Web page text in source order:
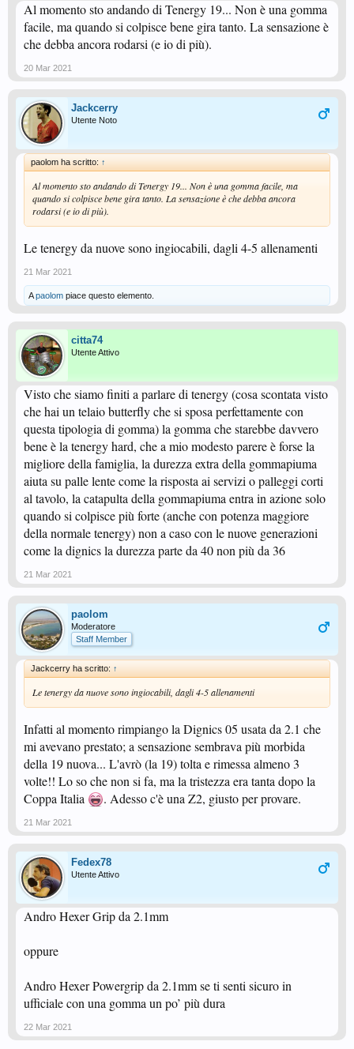
Al momento sto andando di Tenergy 19... Non è una gomma
facile, ma quando si colpisce bene gira tanto. La sensazione è
che debba ancora rodarsi (e io di più).
20 Mar 2021
Jackcerry
Utente Noto
paolom ha scritto: ↑
Al momento sto andando di Tenergy 19... Non è una gomma facile, ma
quando si colpisce bene gira tanto. La sensazione è che debba ancora
rodarsi (e io di più).
Le tenergy da nuove sono ingiocabili, dagli 4-5 allenamenti
21 Mar 2021
Apaolom piace questo elemento.
citta74
Utente Attivo
Visto che siamo finiti a parlare di tenergy (cosa scontata visto
che hai un telaio butterfly che si sposa perfettamente con
questa tipologia di gomma) la gomma che starebbe davvero
bene è la tenergy hard, che a mio modesto parere è forse la
migliore della famiglia, la durezza extra della gommapiuma
aiuta su palle lente come la risposta ai servizi o palleggi corti
al tavolo, la catapulta della gommapiuma entra in azione solo
quando si colpisce più forte (anche con potenza maggiore
della normale tenergy) non a caso con le nuove generazioni
come la dignics la durezza parte da 40 non più da 36
21 Mar 2021
paolom
Moderatore
Staff Member
Jackcerry ha scritto: ↑
Le tenergy da nuove sono ingiocabili, dagli 4-5 allenamenti
Infatti al momento rimpiango la Dignics 05 usata da 2.1 che
mi avevano prestato; a sensazione sembrava più morbida
della 19 nuova... L'avrò (la 19) tolta e rimessa almeno 3
volte!! Lo so che non si fa, ma la tristezza era tanta dopo la
Coppa Italia
. Adesso c'è una Z2, giusto per provare.
21 Mar 2021
Fedex78
Utente Attivo
Andro Hexer Grip da 2.1mm
oppure
Andro Hexer Powergrip da 2.1mm se ti senti sicuro in
ufficiale con una gomma un po’ più dura
22 Mar 2021